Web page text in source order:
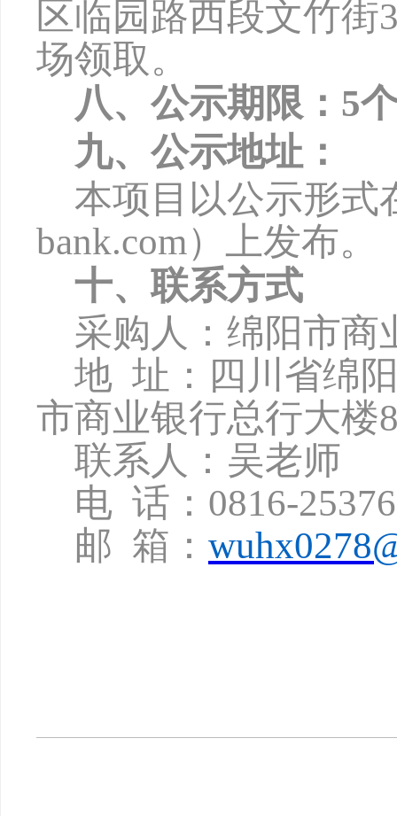
区临园路西段文竹
场领取。
八、公示期限： 5
九、公示地址：
本项目以公示形式
bank.com）上发布。
十、联系方式
采购人：绵阳市商
地 址：四川省绵
市商业银行总行大楼
联系人：吴老师
电 话： 0816-
邮 箱：